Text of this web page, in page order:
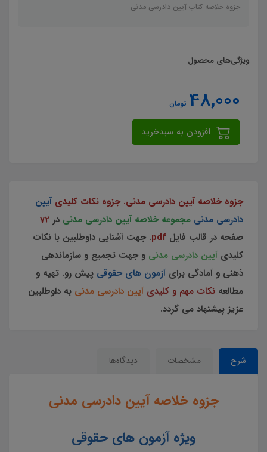
جزوه خلاصه کتاب آیین دادرسی مدنی
ویژگی‌های محصول
48,000 تومان
جزوه خلاصه آیین دادرسی مدنی. جزوه نکات کلیدی آیین
دادرسی مدنی مجموعه خلاصه آیین دادرسی مدنی در 72
صفحه در قالب فایل pdf. جهت آشنایی داوطلبین با نکات
کلیدی آیین دادرسی مدنی و جهت تجمیع و سازماندهی
ذهنی و آمادگی برای آزمون های حقوقی پیش رو. تهیه و
مطالعه نکات مهم و کلیدی آیین دادرسی مدنی به داوطلبین
عزیز پیشنهاد می گردد.
شرح مشخصات دیدگاه‌ها
جزوه خلاصه آیین دادرسی مدنی
ویژه آزمون های حقوقی